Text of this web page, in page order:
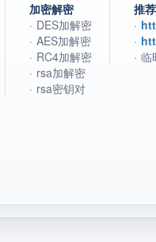
加密解密
· DES加解密
· AES加解密
· RC4加解密
· rsa加解密
· rsa密钥对
推
·
·
· 临